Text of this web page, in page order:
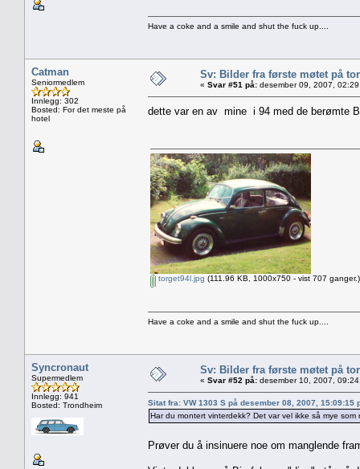
Have a coke and a smile and shut the fuck up....
Catman
Seniormedlem
Innlegg: 302
Bosted: For det meste på
hotel
Sv: Bilder fra første møtet på
« Svar #51 på: desember 09, 2007,
dette var en av mine i 94 med de berømte
torget94l.jpg (111.96 KB, 1000x750 - vist 707 ganger.)
Have a coke and a smile and shut the fuck up....
Syncronaut
Supermedlem
Innlegg: 941
Bosted: Trondheim
Sv: Bilder fra første møtet på
« Svar #52 på: desember 10, 2007,
Sitat fra: VW 1303 S på desember 08, 2007, 15:09:15
Har du montert vinterdekk? Det var vel ikke så mye som
Prøver du å insinuere noe om manglende